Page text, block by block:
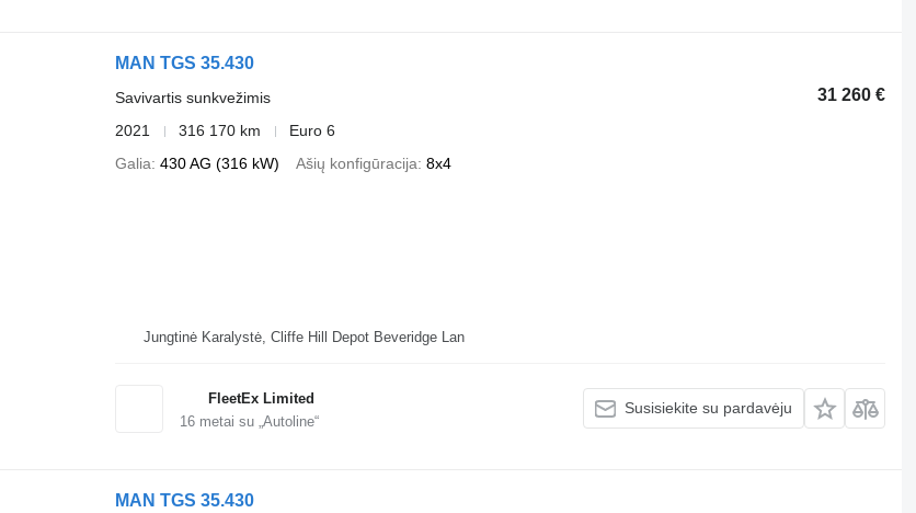
MAN TGS 35.430
31 260 €
Savivartis sunkvežimis
2021
316 170 km
Euro 6
Galia 430 AG (316 kW) Ašių konfigūracija 8x4
Jungtinė Karalystė, Cliffe Hill Depot Beveridge Lan
FleetEx Limited
16metai su „Autoline“
Susisiekite su pardavėju
MAN TGS 35.430